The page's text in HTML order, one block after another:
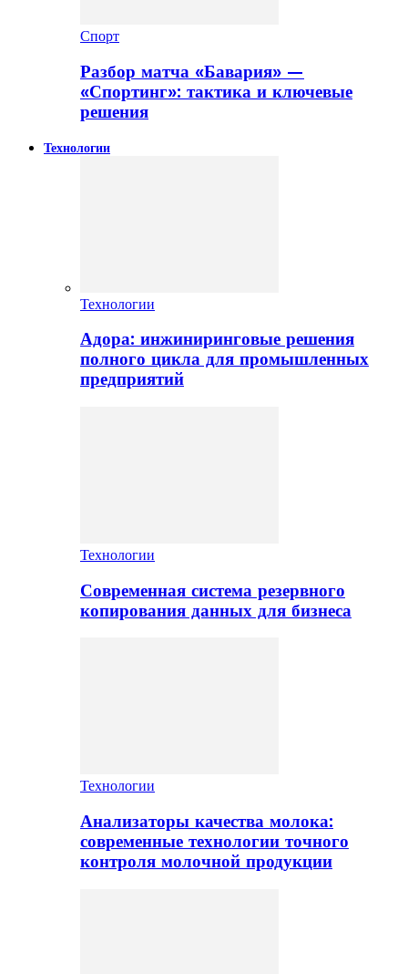
Спорт
Разбор матча «Бавария» —
«Спортинг»: тактика и ключевые
решения
Технологии
Технологии
Адора: инжиниринговые решения
полного цикла для промышленных
предприятий
Технологии
Современная система резервного
копирования данных для бизнеса
Технологии
Анализаторы качества молока:
современные технологии точного
контроля молочной продукции